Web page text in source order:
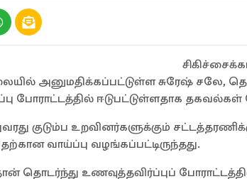
அனுமதிக்கப்பட்டுள்ள சுரேஷ் சலே,
போராட்டத்தில் ஈடுபட்டுள்ளதாக தகவல்கள்
குடும்ப உறவினர்களுக்கும்
வாய்ப்பு வழங்கப்பட்டிருந்தது.
தொடர்ந்து உணவுத்தவிர்ப்புப்